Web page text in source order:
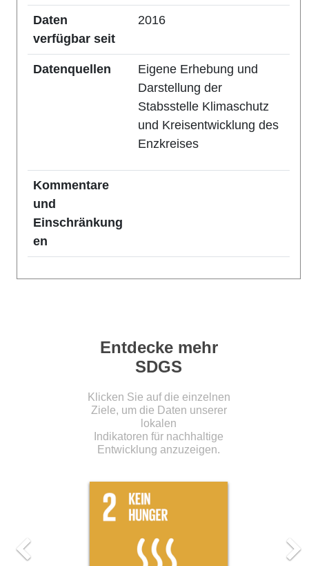
Daten
verfügbar seit
2016
Datenquellen
Eigene Erhebung und
Darstellung der
Stabsstelle Klimaschutz
und Kreisentwicklung des
Enzkreises
Kommentare
und
Einschränkung
en
Entdecke mehr
SDGS
Klicken Sie auf die einzelnen
Ziele, um die Daten unserer
lokalen
Indikatoren für nachhaltige
Entwicklung anzuzeigen.
Previous